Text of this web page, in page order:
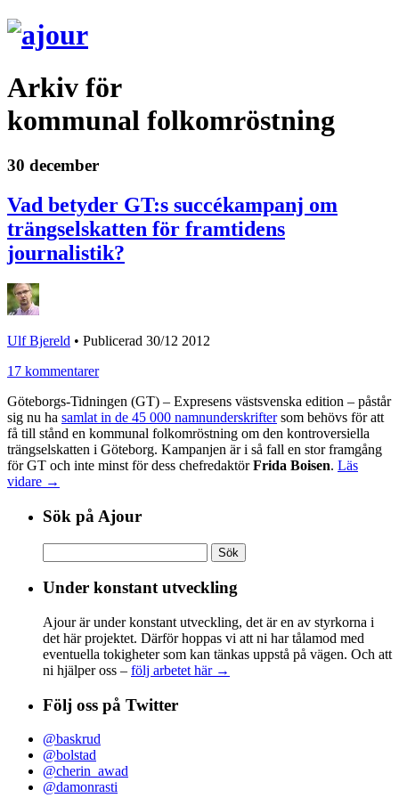
Arkiv för
kommunal folkomröstning
30 december
Vad betyder GT:s succékampanj om
trängselskatten för framtidens
journalistik?
Ulf Bjereld • Publicerad 30/12 2012
17 kommentarer
Göteborgs-Tidningen (GT) – Expresens västsvenska edition – påstår
sig nu ha samlat in de 45 000 namnunderskriftersom behövs för att
få till stånd en kommunal folkomröstning om den kontroversiella
trängselskatten i Göteborg. Kampanjen är i så fall en stor framgång
för GT och inte minst för dess chefredaktörFrida Boisen. Läs
vidare →
Sök på Ajour
efter:
Under konstant utveckling
Ajour är under konstant utveckling, det är en av styrkorna i
det här projektet. Därför hoppas vi att ni har tålamod med
eventuella tokigheter som kan tänkas uppstå på vägen. Och att
ni hjälper oss – följ arbetet här →
Följ oss på Twitter
@baskrud
@bolstad
@cherin_awad
@damonrasti